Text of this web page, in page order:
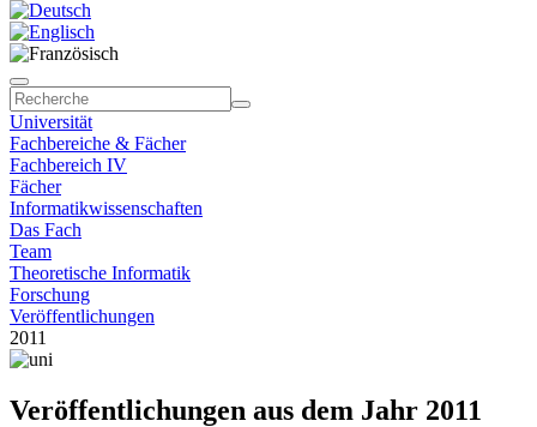
Universität
Fachbereiche & Fächer
Fachbereich IV
Fächer
Informatikwissenschaften
Das Fach
Team
Theoretische Informatik
Forschung
Veröffentlichungen
2011
Veröffentlichungen aus dem Jahr 2011